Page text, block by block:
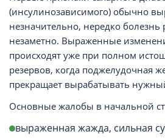
(инсулинозависимого) обычно
незначительно, нередко болезнь
незаметно. Выраженные
происходят уже при полном
резервов, когда поджелудочная
прекращает вырабатывать
Основные жалобы в начальной
выраженная жажда, сильная